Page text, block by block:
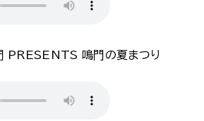
PRESENTS 鳴門の夏まつり